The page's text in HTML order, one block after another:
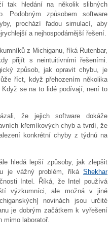
tak hledání na několik slibných
Podobným způsobem software
prochází řadou simulací, aby
a nejhospodárnější řešení.
z Michiganu, říká Rutenbar,
přijít s neintuitivními řešeními.
způsob, jak opravit chybu, je
říct, když přehozením několika
Když se na to lidé podívají, není to
že jejich software dokáže
křemíkových chyb a tvrdí, že
konkrétní chyby z týdnů na
hledá lepší způsoby, jak zlepšit
je vážný problém, říkáShekhar
Intel. Říká, že Intel používá
výzkumníci, ale možná v jiné
novinách jsou určité
je dobrým začátkem k vyřešení
mimo laboratoř.